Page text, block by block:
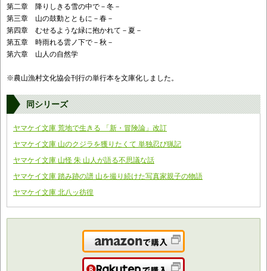
第二章 降りしきる雪の中で－冬－
第三章 山の鼓動とともに－春－
第四章 むせるような緑に抱かれて－夏－
第五章 時雨れる雲ノ下で－秋－
第六章 山人の自然学
※農山漁村文化協会刊行の単行本を文庫化しました。
同シリーズ
ヤマケイ文庫 荒地で生きる 「新・冒険論」改訂
ヤマケイ文庫 山のクジラを獲りたくて 単独忍び猟記
ヤマケイ文庫 山怪 朱 山人が語る不思議な話
ヤマケイ文庫 踏み跡の譜 山を撮り続けた写真家親子の物語
ヤマケイ文庫 北八ッ彷徨
Amazonで購入